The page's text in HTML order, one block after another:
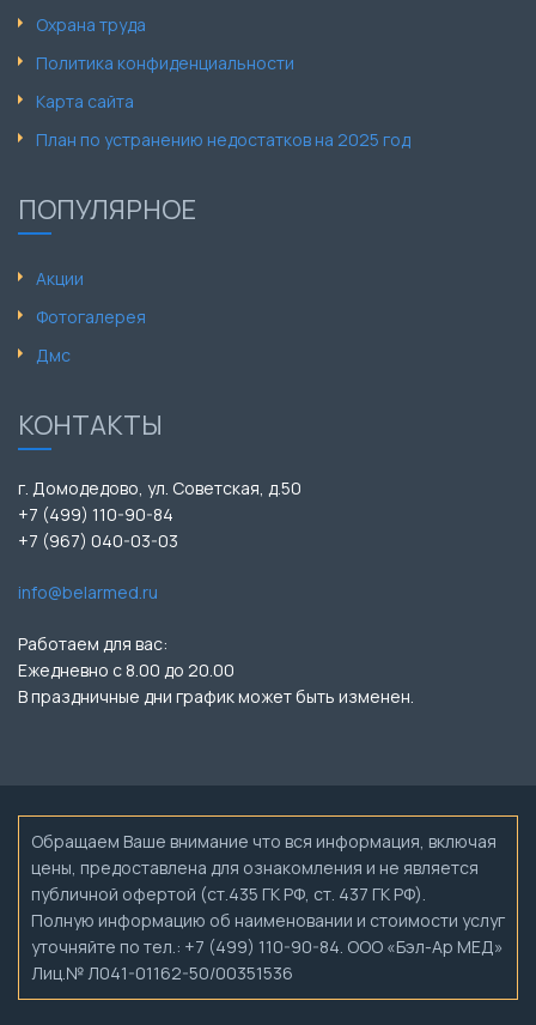
Охрана труда
Политика конфиденциальности
Карта сайта
План по устранению недостатков на 2025 год
ПОПУЛЯРНОЕ
Акции
Фотогалерея
Дмс
КОНТАКТЫ
г. Домодедово, ул. Советская, д.50
+7 (499) 110-90-84
+7 (967) 040-03-03
info@belarmed.ru
Работаем для вас:
Ежедневно с 8.00 до 20.00
В праздничные дни график может быть изменен.
Обращаем Ваше внимание что вся информация, включая
цены, предоставлена для ознакомления и не является
публичной офертой (ст.435 ГК РФ, ст. 437 ГК РФ).
Полную информацию об наименовании и стоимости услуг
уточняйте по тел.: +7 (499) 110-90-84. ООО «Бэл-Ар МЕД»
Лиц.№ Л041-01162-50/00351536